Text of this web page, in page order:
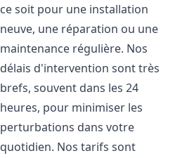
ce soit pour une installation
neuve, une réparation ou une
maintenance régulière. Nos
délais d'intervention sont très
brefs, souvent dans les 24
heures, pour minimiser les
perturbations dans votre
quotidien. Nos tarifs sont